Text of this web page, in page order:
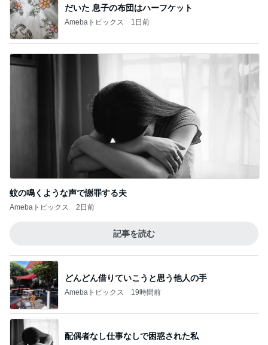
だいた 息子の布団はハーフケット
Amebaトピックス 1日前
蚊の鳴くような声で謝罪する夫
Amebaトピックス 2日前
記事を読む
どんどん借りていこうと思う他人の手
Amebaトピックス 19時間前
配偶者なし仕事なしで困惑された私